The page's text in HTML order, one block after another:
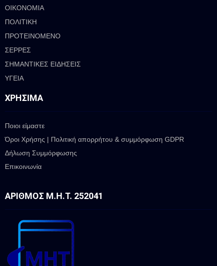
ΟΙΚΟΝΟΜΙΑ
ΠΟΛΙΤΙΚΗ
ΠΡΟΤΕΙΝΟΜΕΝΟ
ΣΕΡΡΕΣ
ΣΗΜΑΝΤΙΚΕΣ ΕΙΔΗΣΕΙΣ
ΥΓΕΙΑ
ΧΡΉΣΙΜΑ
Ποιοι είμαστε
Όροι Χρήσης | Πολιτική απορρήτου & συμμόρφωση GDPR
Δήλωση Συμμόρφωσης
Επικοινωνία
ΑΡΙΘΜΌΣ Μ.Η.Τ. 252041